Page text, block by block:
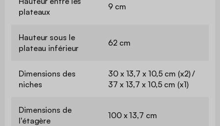
plateaux
9 cm
Hauteur sous le
plateau inférieur
62 cm
Dimensions des
niches
30 x 13,7 x 10,5 cm (x2) /
37 x 13,7 x 10,5 cm (x1)
Dimensions de
l'étagère
100 x 13,7 cm